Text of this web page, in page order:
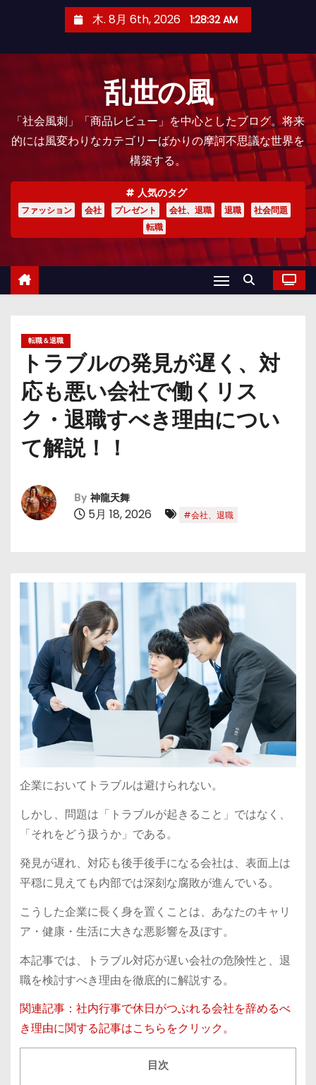
木. 8月 6th, 2026 1:28:33 AM
乱世の風
「社会風刺」「商品レビュー」を中心としたブログ。将来
的には風変わりなカテゴリーばかりの摩訶不思議な世界を
構築する。
人気のタグ
ファッション 会社 プレゼント 会社、退職 退職
社会問題
転職
転職＆退職
トラブルの発見が遅く、対
応も悪い会社で働くリス
ク・退職すべき理由につい
て解説！！
By 神龍天舞
5月 18, 2026 #会社、退職
企業においてトラブルは避けられない。
しかし、問題は「トラブルが起きること」ではなく、
「それをどう扱うか」である。
発見が遅れ、対応も後手後手になる会社は、表面上は
平穏に見えても内部では深刻な腐敗が進んでいる。
こうした企業に長く身を置くことは、あなたのキャリ
ア・健康・生活に大きな悪影響を及ぼす。
本記事では、トラブル対応が遅い会社の危険性と、退
職を検討すべき理由を徹底的に解説する。
関連記事：社内行事で休日がつぶれる会社を辞めるべ
き理由に関する記事はこちらをクリック。
目次